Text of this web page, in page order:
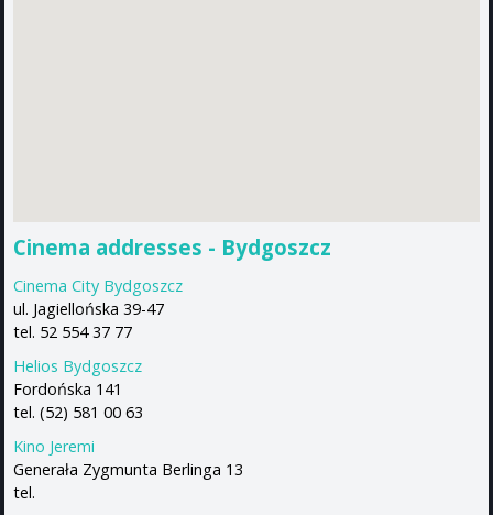
Cinema addresses - Bydgoszcz
Cinema City Bydgoszcz
ul. Jagiellońska 39-47
tel. 52 554 37 77
Helios Bydgoszcz
Fordońska 141
tel. (52) 581 00 63
Kino Jeremi
Generała Zygmunta Berlinga 13
tel.